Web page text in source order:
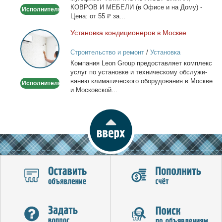
Исполнитель
КОВРОВ И МЕБЕЛИ (в Офи­се и на До­му) -
Це­на: от 55 ₽ за...
Установка
кондиционеров
в
Москве
Исполнитель
Уста­нов­ка кон­ди­ци­о­не­ров в Москве
Строительство и ремонт/ Установка
кондиционеров
Ком­па­ния Leon Group предо­став­ля­ет ком­плекс
услуг по уста­нов­ке и тех­ни­че­ско­му об­слу­жи­
ва­нию кли­ма­ти­че­ско­го обо­ру­до­ва­ния в Москве
и Мос­ков­ской...